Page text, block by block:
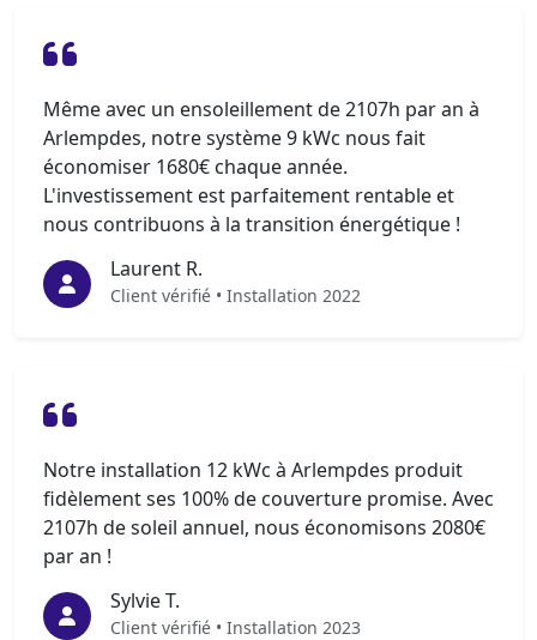
Même avec un ensoleillement de 2107h par an à
Arlempdes, notre système 9 kWc nous fait
économiser 1680€ chaque année.
L'investissement est parfaitement rentable et
nous contribuons à la transition énergétique !
Laurent R.
Client vérifié • Installation 2022
Notre installation 12 kWc à Arlempdes produit
fidèlement ses 100% de couverture promise. Avec
2107h de soleil annuel, nous économisons 2080€
par an !
Sylvie T.
Client vérifié • Installation 2023